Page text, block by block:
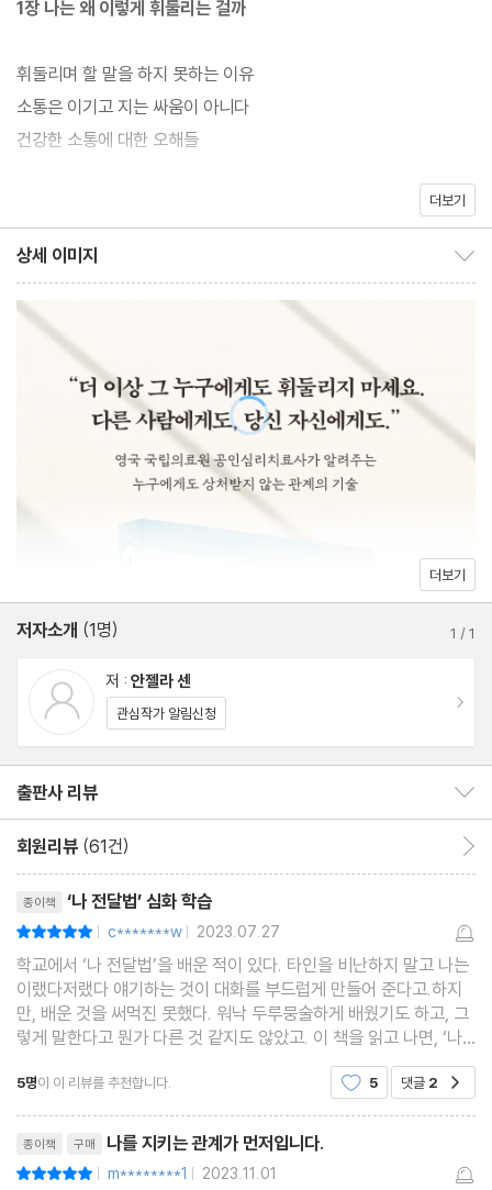
못하고 혼자 끙끙거리는 사람, 할 말을 제때 하지 못하고 밤잠 설치
는 사람 등 손해만 보는 인간관계에 지친 이들에게 진짜로 필요한 것
은 ‘단칼에 관계 끊는 법’이나 ‘사이다식 보복법’이 아닌 ‘나를 지키
어주는 4가지 마법의 주문, 관계를 잡아주는 4개의 팔 등 실용적이
고 체계적인 테크닉을 통해 따뜻하지만 단호하게, 유연하지만 단단
하게 나를 지키는 소통 방식과 관계의 기술을 알려주는 10주간의 자
1장 나는 왜 이렇게 휘둘리는 걸까
휘둘리며 할 말을 하지 못하는 이유
소통은 이기고 지는 싸움이 아니다
건강한 소통에 대한 오해들
소통 방식에도 유형이 있다
참고 참고 또 참는 ‘수동적 연두부형’
항상 싸울 준비가 되어 있는 ‘공격적 불도저형’
겉과 속이 다른 ‘수동공격적 돌려까기형’
따뜻하지만 휘둘리지 않는 ‘건강한 단호박형’
3장 우리가 휘둘리는 어른으로 자라는 이유
마음의 뿌리: 나와 사람과 세상을 보는 가치관
마음의 기둥: 삶의 기준을 세우는 신념과 규칙
그때와 지금은 다르다
4장 내 마음을 알아줘: 나 자신과 소통하기
내 마음을 읽어주는 마법의 주문
세 번째 주문, ‘생각’ 읽어주기
네 번째 주문, ‘행동’ 살펴보기
5장 내 마음을 전해줘: 말하기와 듣기
단호박형 말하기에서 주의할 점
단호박형 듣기에서 주의할 점
더보기
상세 이미지
더보기
저자소개 (1명) 1 /1
저 : 안젤라 센
관심작가 알림신청
출판사 리뷰
회원리뷰 (61건)
종이책 ‘나 전달법’ 심화 학습
| c*******w | 2023.07.27
학교에서 ‘나 전달법’을 배운 적이 있다. 타인을 비난하지 말고 나는
이랬다저랬다 얘기하는 것이 대화를 부드럽게 만들어 준다고.하지
만, 배운 것을 써먹진 못했다. 워낙 두루뭉술하게 배웠기도 하고, 그
렇게 말한다고 뭔가 다른 것 같지도 않았고. 이 책을 읽고 나면, ‘나
전달법’을 어떻게 쓸 수 있을지 구체적으로 알게 된다. 먼저, 나 전달
법을 쓰기에 앞서, 나의 감정을 돌보는
5명이 이 리뷰를 추천합니다. 5 댓글 2
종이책 구매 나를 지키는 관계가 먼저입니다.
| m********1 | 2023.11.01